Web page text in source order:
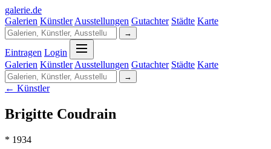
galerie.de
Galerien Künstler Ausstellungen Gutachter Städte Karte
→
Eintragen Login
Galerien Künstler Ausstellungen Gutachter Städte Karte
→
← Künstler
Brigitte Coudrain
* 1934